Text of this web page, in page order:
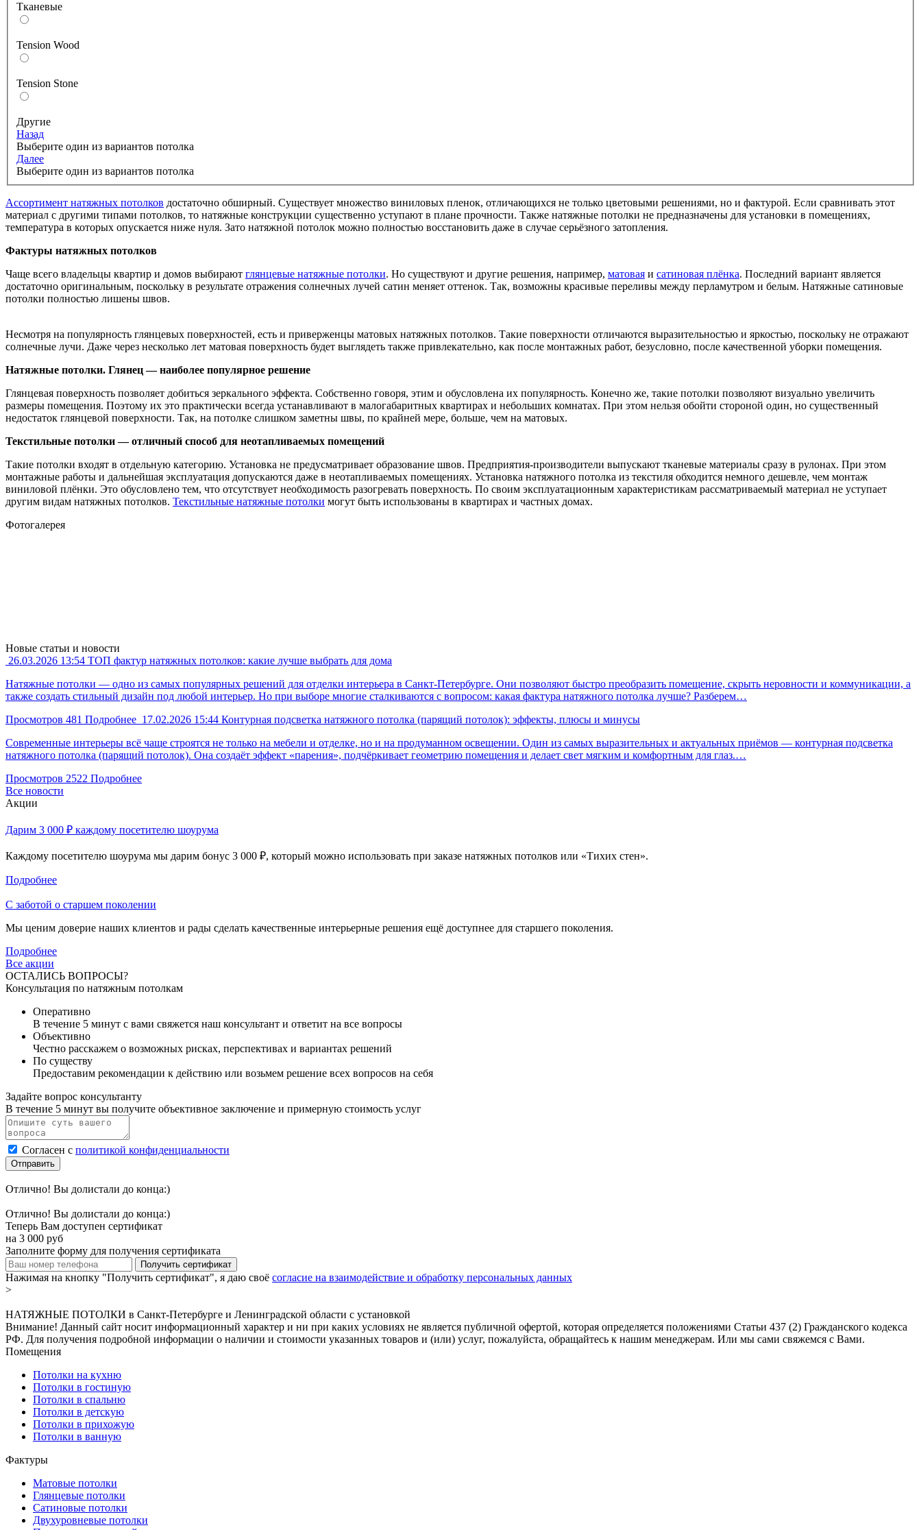
Тканевые
Tension Wood
Tension Stone
Другие
Назад
Выберите один из вариантов потолка
Далее
Выберите один из вариантов потолка
Ассортимент натяжных потолков достаточно обширный. Существует множество виниловых пленок, отличающихся не только цветовыми решениями, но и фактурой. Если сравнивать этот
материал с другими типами потолков, то натяжные конструкции существенно уступают в плане прочности. Также натяжные потолки не предназначены для установки в помещениях,
температура в которых опускается ниже нуля. Зато натяжной потолок можно полностью восстановить даже в случае серьёзного затопления.
Фактуры натяжных потолков
Чаще всего владельцы квартир и домов выбирают глянцевые натяжные потолки. Но существуют и другие решения, например, матовая и сатиновая плёнка. Последний вариант является
достаточно оригинальным, поскольку в результате отражения солнечных лучей сатин меняет оттенок. Так, возможны красивые переливы между перламутром и белым. Натяжные сатиновые
потолки полностью лишены швов.
Несмотря на популярность глянцевых поверхностей, есть и приверженцы матовых натяжных потолков. Такие поверхности отличаются выразительностью и яркостью, поскольку не отражают
солнечные лучи. Даже через несколько лет матовая поверхность будет выглядеть также привлекательно, как после монтажных работ, безусловно, после качественной уборки помещения.
Натяжные потолки. Глянец — наиболее популярное решение
Глянцевая поверхность позволяет добиться зеркального эффекта. Собственно говоря, этим и обусловлена их популярность. Конечно же, такие потолки позволяют визуально увеличить
размеры помещения. Поэтому их это практически всегда устанавливают в малогабаритных квартирах и небольших комнатах. При этом нельзя обойти стороной один, но существенный
недостаток глянцевой поверхности. Так, на потолке слишком заметны швы, по крайней мере, больше, чем на матовых.
Текстильные потолки — отличный способ для неотапливаемых помещений
Такие потолки входят в отдельную категорию. Установка не предусматривает образование швов. Предприятия-производители выпускают тканевые материалы сразу в рулонах. При этом
монтажные работы и дальнейшая эксплуатация допускаются даже в неотапливаемых помещениях. Установка натяжного потолка из текстиля обходится немного дешевле, чем монтаж
виниловой плёнки. Это обусловлено тем, что отсутствует необходимость разогревать поверхность. По своим эксплуатационным характеристикам рассматриваемый материал не уступает
другим видам натяжных потолков. Текстильные натяжные потолки могут быть использованы в квартирах и частных домах.
Фотогалерея
Новые статьи и новости
26.03.2026 13:54 ТОП фактур натяжных потолков: какие лучше выбрать для дома
Натяжные потолки — одно из самых популярных решений для отделки интерьера в Санкт-Петербурге. Они позволяют быстро преобразить помещение, скрыть неровности и коммуникации, а
также создать стильный дизайн под любой интерьер. Но при выборе многие сталкиваются с вопросом: какая фактура натяжного потолка лучше? Разберем…
Просмотров 481 Подробнее 17.02.2026 15:44 Контурная подсветка натяжного потолка (парящий потолок): эффекты, плюсы и минусы
Современные интерьеры всё чаще строятся не только на мебели и отделке, но и на продуманном освещении. Один из самых выразительных и актуальных приёмов — контурная подсветка
натяжного потолка (парящий потолок). Она создаёт эффект «парения», подчёркивает геометрию помещения и делает свет мягким и комфортным для глаз.…
Просмотров 2522 Подробнее
Все новости
Акции
Дарим 3 000 ₽ каждому посетителю шоурума
Каждому посетителю шоурума мы дарим бонус 3 000 ₽, который можно использовать при заказе натяжных потолков или «Тихих стен».
Подробнее
С заботой о старшем поколении
Мы ценим доверие наших клиентов и рады сделать качественные интерьерные решения ещё доступнее для старшего поколения.
Подробнее
Все акции
ОСТАЛИСЬ ВОПРОСЫ?
Консультация по натяжным потолкам
Оперативно
В течение 5 минут с вами свяжется наш консультант и ответит на все вопросы
Объективно
Честно расскажем о возможных рисках, перспективах и вариантах решений
По существу
Предоставим рекомендации к действию или возьмем решение всех вопросов на себя
Задайте вопрос консультанту
В течение 5 минут вы получите объективное заключение и примерную стоимость услуг
Согласен с политикой конфиденциальности
Отправить
Отлично! Вы долистали до конца:)
Отлично! Вы долистали до конца:)
Теперь Вам доступен сертификат
на 3 000 руб
Заполните форму для получения сертификата
Получить сертификат
Нажимая на кнопку "Получить сертификат", я даю своё согласие на взаимодействие и обработку персональных данных
>
НАТЯЖНЫЕ ПОТОЛКИ в Санкт-Петербурге и Ленинградской области с установкой
Внимание! Данный сайт носит информационный характер и ни при каких условиях не является публичной офертой, которая определяется положениями Статьи 437 (2) Гражданского кодекса
РФ. Для получения подробной информации о наличии и стоимости указанных товаров и (или) услуг, пожалуйста, обращайтесь к нашим менеджерам. Или мы сами свяжемся с Вами.
Помещения
Потолки на кухню
Потолки в гостиную
Потолки в спальню
Потолки в детскую
Потолки в прихожую
Потолки в ванную
Фактуры
Матовые потолки
Глянцевые потолки
Сатиновые потолки
Двухуровневые потолки